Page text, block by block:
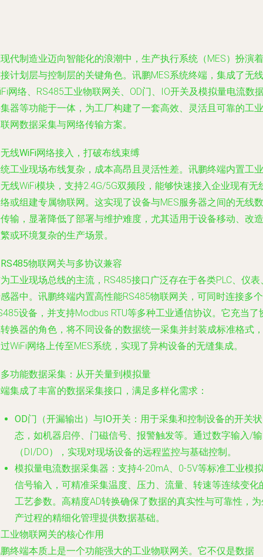
代制造业迈向智能化的浪潮中，生产执行系统（MES）扮演着
计划层与控制层的关键角色。讯鹏MES系统终端，集成了无线
网络、RS485工业物联网关、OD门、IO开关及模拟量电流数
器等功能于一体，为工厂构建了一套高效、灵活且可靠的工业
网数据采集与网络传输方案。
线WiFi网络接入，打破布线束缚
工业现场布线复杂，成本高昂且灵活性差。讯鹏终端内置工业
线WiFi模块，支持2.4G/5G双频段，能够快速接入企业现有无
或组建专属物联网。这实现了设备与MES服务器之间的无线数
输，显著降低了部署与维护难度，尤其适用于设备移动、改造
或环境复杂的生产场景。
物联网关与多协议兼容
工业现场总线的主流，RS485接口广泛存在于各类PLC、仪表
器中。讯鹏终端内置高性能RS485物联网关，可同时连接多个
设备，并支持Modbus RTU等多种工业通信协议。它充当了
换器的角色，将不同设备的数据统一采集并封装成标准格式，
WiFi网络上传至MES系统，实现了异构设备的无缝集成。
功能数据采集：从开关量到模拟量
集成了丰富的数据采集接口，满足多样化需求：
OD门（开漏输出）与IO开关 ：用于采集和控制设备的开关状
态，如机器启停、门磁信号、报警触发等。通过数字输入/
（DI/DO），实现对现场设备的远程监控与基础控制。
模拟量电流数据采集器 ：支持4-20mA、0-5V等标准工业模拟
信号输入，可精准采集温度、压力、流量、转速等连续变化
工艺参数。高精度AD转换确保了数据的真实性与可靠性，
产过程的精细化管理提供数据基础。
业物联网关的核心作用
终端本质上是一个功能强大的工业物联网关。它不仅是数据